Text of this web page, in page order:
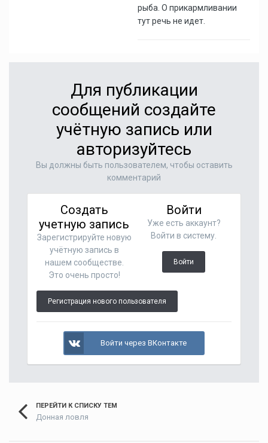
рыба. О прикармливании
тут речь не идет.
Для публикации
сообщений создайте
учётную запись или
авторизуйтесь
Вы должны быть пользователем, чтобы оставить
комментарий
Создать
учетную запись
Зарегистрируйте новую
учётную запись в
нашем сообществе.
Это очень просто!
Регистрация нового пользователя
Войти
Уже есть аккаунт?
Войти в систему.
Войти
Войти через ВКонтакте
ПЕРЕЙТИ К СПИСКУ ТЕМ
Донная ловля